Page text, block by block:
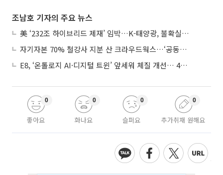
조남호 기자의 주요 뉴스
美 ‘232조 하이브리드 제재’ 임박…K-태양광, 불확실성 털고 날개 다나
자기자본 70% 철강사 지분 산 크라우드웍스…‘공동경영’으로 AI 시너지 낼까
E8, ‘온톨로지 AI·디지털 트윈’ 앞세워 체질 개선… 4분기 흑자전환 총력
좋아요
0
화나요
0
슬퍼요
0
추가취재 원해요
0